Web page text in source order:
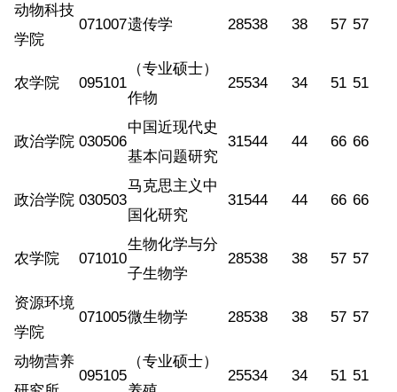
动物科技
学院
071007遗传学 28538 38 57 57
农学院 095101
（专业硕士）
作物
25534 34 51 51
政治学院 030506
中国近现代史
基本问题研究
31544 44 66 66
政治学院 030503
马克思主义中
国化研究
31544 44 66 66
农学院 071010
生物化学与分
子生物学
28538 38 57 57
资源环境
学院
071005微生物学 28538 38 57 57
动物营养
095105
（专业硕士）
25534 34 51 51